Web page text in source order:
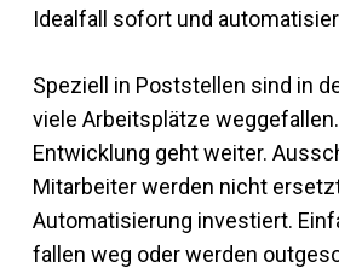
Idealfall sofort und
Speziell in Poststellen sind in
viele Arbeitsplätze
Entwicklung geht weiter.
Mitarbeiter werden nicht
Automatisierung investiert.
fallen weg oder werden